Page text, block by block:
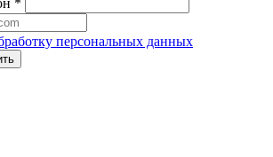
*
персональных данных